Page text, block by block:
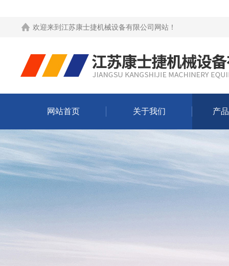
欢迎来到 江苏康士捷机械设备有限公司网站 ！
网站首页 关于我们 产